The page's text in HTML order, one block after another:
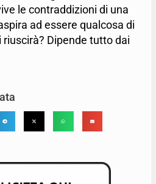
le contraddizioni di una
ad essere qualcosa di
riuscirà? Dipende tutto dai